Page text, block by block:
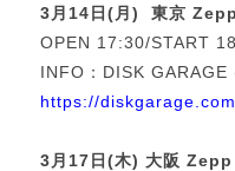
3月14日(月) 東京
OPEN 17:30/START
INFO：DISK
https://
3月17日(木) 大阪